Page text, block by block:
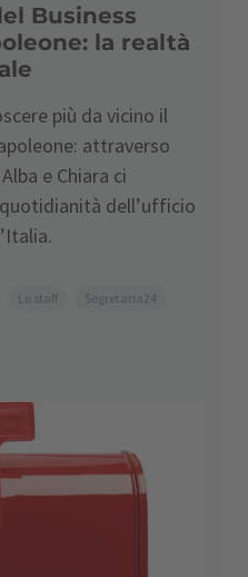
Business
la realtà
più da vicino il
attraverso
e Chiara ci
dell’ufficio
Lo staff
Segretaria24